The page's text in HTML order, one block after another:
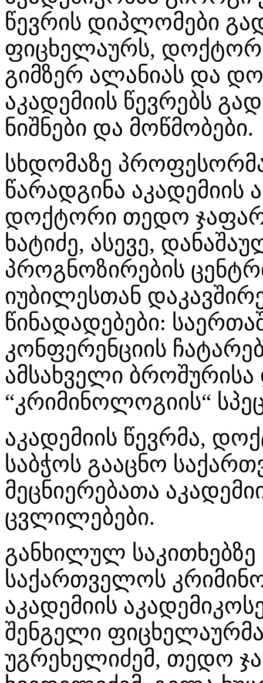
წევრის დიპლომები
ფიცხელაურს, დოქტორ
გიმზერ ალანიას და
აკადემიის წევრებს
ნიშნები და მოწმობები.
სხდომაზე
წარადგინა
დოქტორი თედო
ხატიძე, ასევე,
პროგნოზირების
იუბილესთან
წინადადებები:
კონფერენციის
ამსახველი
“კრიმინოლოგიის“
აკადემიის წევრმა,
საბჭოს გააცნო
მეცნიერებათა
ცვლილებები.
განხილულ საკითხებზე
საქართველოს
აკადემიის
შენგელი
უგრეხელიძემ, თედო